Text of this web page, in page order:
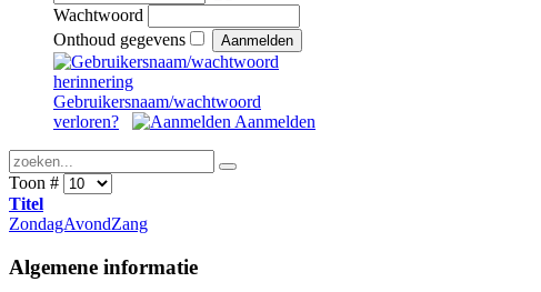
Wachtwoord
Onthoud gegevens
Gebruikersnaam/wachtwoord
verloren?
Aanmelden
Toon #
Titel
ZondagAvondZang
Algemene informatie